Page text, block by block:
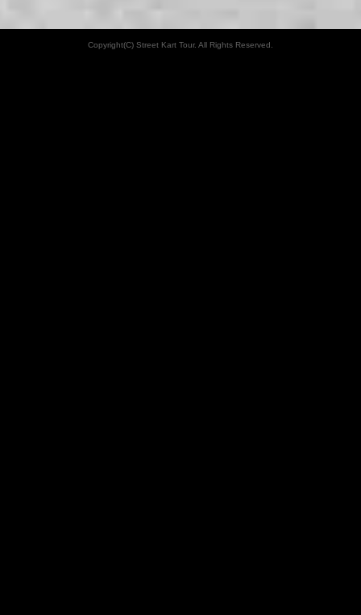
Copyright(C) Street Kart Tour. All Rights Reserved.